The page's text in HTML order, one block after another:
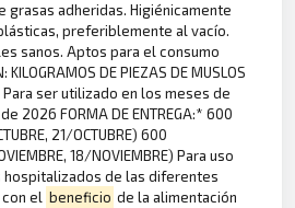
grasas adheridas. Higiénicamente
preferiblemente al vacío.
sanos. Aptos para el consumo
KILOGRAMOS DE PIEZAS DE MUSLOS
Para ser utilizado en los meses de
de 2026 FORMA DE ENTREGA:* 600
21/OCTUBRE) 600
18/NOVIEMBRE) Para uso
de las diferentes
el beneficio de la alimentación